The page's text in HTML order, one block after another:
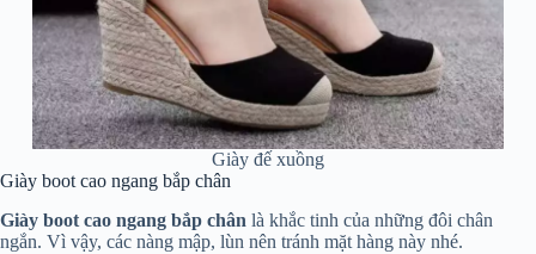
Giày đế xuồng
Giày boot cao ngang bắp chân
Giày boot cao ngang bắp chân là khắc tinh của những đôi chân
ngắn. Vì vậy, các nàng mập, lùn nên tránh mặt hàng này nhé.